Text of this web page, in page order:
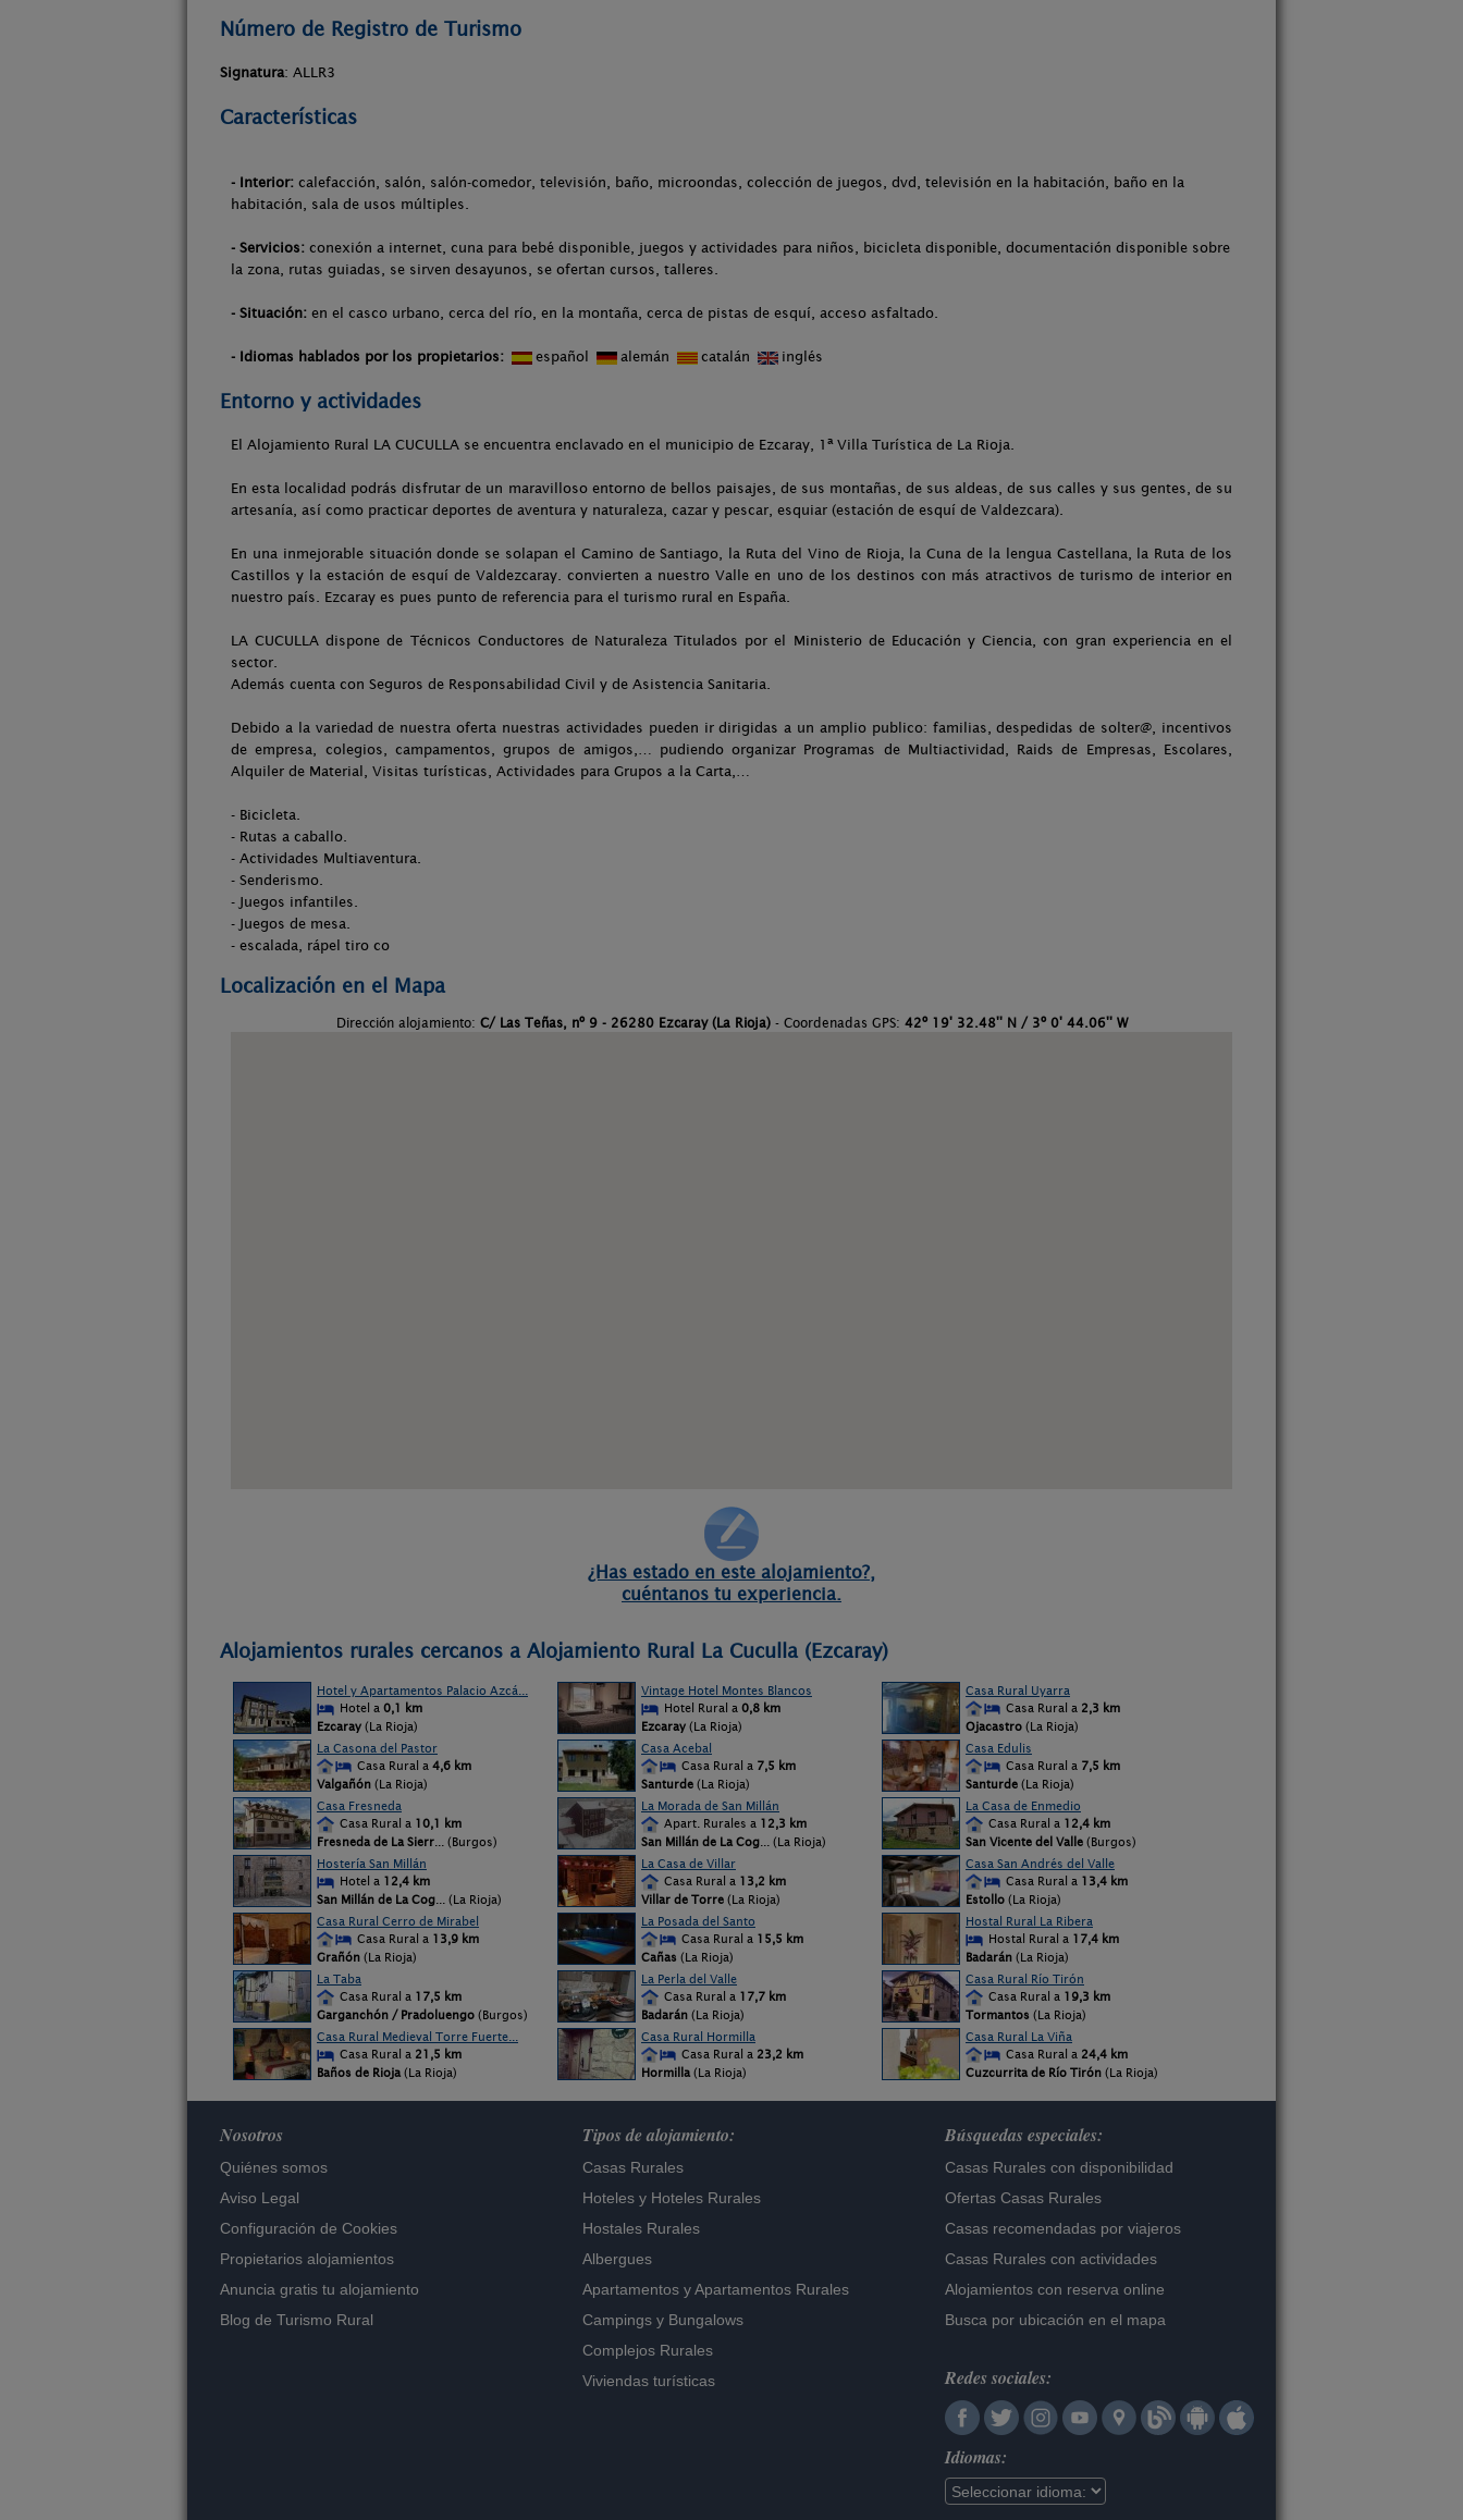
Número de Registro de Turismo
Signatura: ALLR3
Características
- Interior: calefacción, salón, salón-comedor, televisión, baño, microondas, colección de juegos, dvd, televisión en la habitación, baño en la
habitación, sala de usos múltiples.
- Servicios: conexión a internet, cuna para bebé disponible, juegos y actividades para niños, bicicleta disponible, documentación disponible sobre
la zona, rutas guiadas, se sirven desayunos, se ofertan cursos, talleres.
- Situación: en el casco urbano, cerca del río, en la montaña, cerca de pistas de esquí, acceso asfaltado.
- Idiomas hablados por los propietarios: español alemán catalán inglés
Entorno y actividades
El Alojamiento Rural LA CUCULLA se encuentra enclavado en el municipio de Ezcaray, 1ª Villa Turística de La Rioja.
En esta localidad podrás disfrutar de un maravilloso entorno de bellos paisajes, de sus montañas, de sus aldeas, de sus calles y sus gentes, de su
artesanía, así como practicar deportes de aventura y naturaleza, cazar y pescar, esquiar (estación de esquí de Valdezcara).
En una inmejorable situación donde se solapan el Camino de Santiago, la Ruta del Vino de Rioja, la Cuna de la lengua Castellana, la Ruta de los
Castillos y la estación de esquí de Valdezcaray. convierten a nuestro Valle en uno de los destinos con más atractivos de turismo de interior en
nuestro país. Ezcaray es pues punto de referencia para el turismo rural en España.
LA CUCULLA dispone de Técnicos Conductores de Naturaleza Titulados por el Ministerio de Educación y Ciencia, con gran experiencia en el
sector.
Además cuenta con Seguros de Responsabilidad Civil y de Asistencia Sanitaria.
Debido a la variedad de nuestra oferta nuestras actividades pueden ir dirigidas a un amplio publico: familias, despedidas de solter@, incentivos
de empresa, colegios, campamentos, grupos de amigos,… pudiendo organizar Programas de Multiactividad, Raids de Empresas, Escolares,
Alquiler de Material, Visitas turísticas, Actividades para Grupos a la Carta,…
- Bicicleta.
- Rutas a caballo.
- Actividades Multiaventura.
- Senderismo.
- Juegos infantiles.
- Juegos de mesa.
- escalada, rápel tiro co
Localización en el Mapa
Dirección alojamiento: C/ Las Teñas, nº 9 - 26280 Ezcaray (La Rioja)- Coordenadas GPS: 42º 19' 32.48'' N / 3º 0' 44.06'' W
¿Has estado en este alojamiento?,
cuéntanos tu experiencia.
Alojamientos rurales cercanos a Alojamiento Rural La Cuculla (Ezcaray)
Hotel y Apartamentos Palacio Azcá...
Hotel a 0,1 km
Ezcaray (La Rioja)
Vintage Hotel Montes Blancos
Hotel Rural a 0,8 km
Ezcaray (La Rioja)
Casa Rural Uyarra
Casa Rural a 2,3 km
Ojacastro (La Rioja)
La Casona del Pastor
Casa Rural a 4,6 km
Valgañón (La Rioja)
Casa Acebal
Casa Rural a 7,5 km
Santurde (La Rioja)
Casa Edulis
Casa Rural a 7,5 km
Santurde (La Rioja)
Casa Fresneda
Casa Rural a 10,1 km
Fresneda de La Sierr... (Burgos)
La Morada de San Millán
Apart. Rurales a 12,3 km
San Millán de La Cog... (La Rioja)
La Casa de Enmedio
Casa Rural a 12,4 km
San Vicente del Valle (Burgos)
Hostería San Millán
Hotel a 12,4 km
San Millán de La Cog... (La Rioja)
La Casa de Villar
Casa Rural a 13,2 km
Villar de Torre (La Rioja)
Casa San Andrés del Valle
Casa Rural a 13,4 km
Estollo (La Rioja)
Casa Rural Cerro de Mirabel
Casa Rural a 13,9 km
Grañón (La Rioja)
La Posada del Santo
Casa Rural a 15,5 km
Cañas (La Rioja)
Hostal Rural La Ribera
Hostal Rural a 17,4 km
Badarán (La Rioja)
La Taba
Casa Rural a 17,5 km
Garganchón / Pradoluengo (Burgos)
La Perla del Valle
Casa Rural a 17,7 km
Badarán (La Rioja)
Casa Rural Río Tirón
Casa Rural a 19,3 km
Tormantos (La Rioja)
Casa Rural Medieval Torre Fuerte...
Casa Rural a 21,5 km
Baños de Rioja (La Rioja)
Casa Rural Hormilla
Casa Rural a 23,2 km
Hormilla (La Rioja)
Casa Rural La Viña
Casa Rural a 24,4 km
Cuzcurrita de Río Tirón (La Rioja)
Nosotros
Quiénes somos
Aviso Legal
Configuración de Cookies
Propietarios alojamientos
Anuncia gratis tu alojamiento
Blog de Turismo Rural
Tipos de alojamiento:
Casas Rurales
Hoteles y Hoteles Rurales
Hostales Rurales
Albergues
Apartamentos yApartamentos Rurales
Campings y Bungalows
Complejos Rurales
Viviendas turísticas
Búsquedas especiales:
Casas Rurales con disponibilidad
Ofertas Casas Rurales
Casas recomendadas por viajeros
Casas Rurales con actividades
Alojamientos con reserva online
Busca por ubicación en el mapa
Redes sociales:
Idiomas: